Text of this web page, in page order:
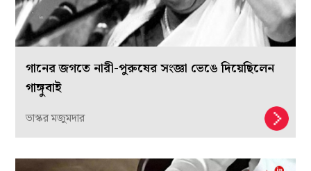
গানের জগতে নারী-পুরুষের সংজ্ঞা ভেঙে দিয়েছিলেন
গাঙ্গুবাই
ভাস্কর মজুমদার